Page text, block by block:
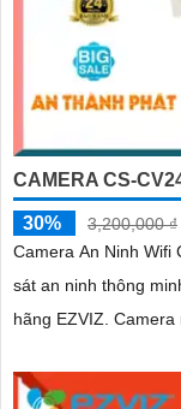
CAMERA CS-
30%
3,200,000 ₫
Camera An Ninh Wifi
sát an ninh thông
hãng